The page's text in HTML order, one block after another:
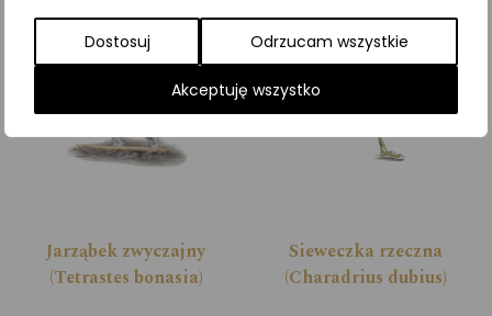
Dostosuj Odrzucam wszystkie
Akceptuję wszystko
Jarząbek zwyczajny
(Tetrastes bonasia)
Sieweczka rzeczna
(Charadrius dubius)